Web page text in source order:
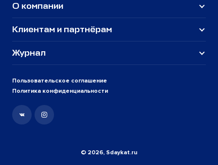
Пользовательское соглашение
Политика конфиденциальности
О компании
Клиентам и партнёрам
Журнал
© 2026, Sdaykat.ru